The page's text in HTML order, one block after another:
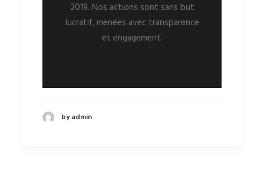
2019. Nos actions sont sans but
lucratif, menées avec transparence
et engagement.
by admin